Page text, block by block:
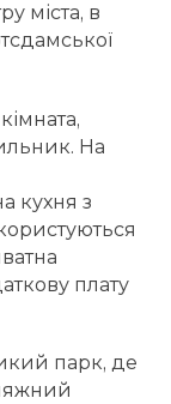
міста, в
На
кухня з
плату
парк, де